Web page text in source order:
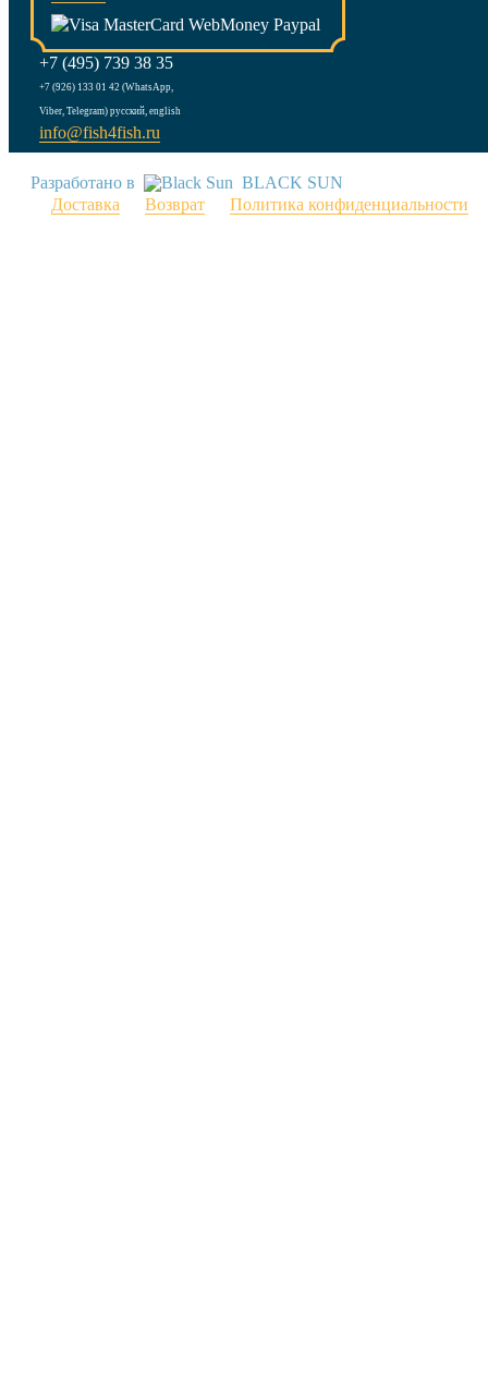
+7 (495) 739 38 35
+7 (926) 133 01 42 (WhatsApp,
Viber, Telegram) русский, english
info@fish4fish.ru
Разработано в
BLACK SUN
Доставка
Возврат Политика конфиденциальности